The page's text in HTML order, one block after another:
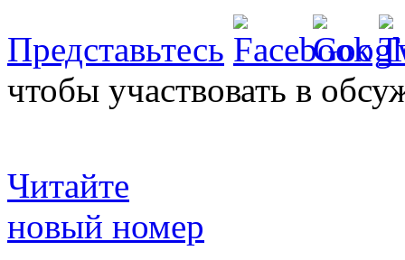
Представьтесь
чтобы участвовать в
Читайте
новый номер